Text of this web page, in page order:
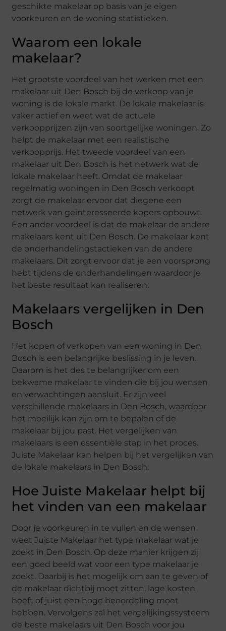
geschikte makelaar op basis van je eigen
voorkeuren en de woning statistieken.
Waarom een lokale
makelaar?
Het grootste voordeel van het werken met een
makelaar uit Den Bosch bij de verkoop van je
woning is de lokale markt. De lokale makelaar is
vaker actief en weet wat de actuele
verkoopprijzen zijn van soortgelijke woningen. Zo
helpt de makelaar met een realistische
verkoopprijs. Het tweede voordeel van een
makelaar uit Den Bosch is het netwerk wat de
lokale makelaar heeft. Omdat de makelaar
regelmatig woningen in Den Bosch verkoopt
zorgt de makelaar ervoor dat diegene een
netwerk van geïnteresseerde kopers opbouwt.
Een ander voordeel is dat de makelaar de andere
makelaars kent uit Den Bosch. De makelaar kent
de onderhandelingstactieken van de andere
makelaars. Dit zorgt ervoor dat je een voorsprong
hebt tijdens de onderhandelingen waardoor je
het beste resultaat kan realiseren.
Makelaars vergelijken in Den
Bosch
Het kopen of verkopen van een woning in Den
Bosch is een belangrijke beslissing in je leven.
Daarom is het des te belangrijker om een
bekwame makelaar te vinden die bij jou wensen
en verwachtingen aansluit. Er zijn veel
verschillende makelaars in Den Bosch, waardoor
het moeilijk kan zijn om te bepalen of de
makelaar bij jou past. Het vergelijken van
makelaars is een essentiële stap in het proces.
Juiste Makelaar kan helpen bij het vergelijken van
de lokale makelaars in Den Bosch.
Hoe Juiste Makelaar helpt bij
het vinden van een makelaar
Door je voorkeuren in te vullen en de wensen
weet Juiste Makelaar het type makelaar wat je
zoekt in Den Bosch. Op deze manier krijgen zij
een goed beeld wat voor een type makelaar je
zoekt. Daarbij is het mogelijk om aan te geven of
de makelaar dichtbij moet zitten, lage kosten
heeft of juist een hoge beoordeling moet
hebben. Vervolgens zal het vergelijkingssysteem
de beste makelaars uit Den Bosch voor jou